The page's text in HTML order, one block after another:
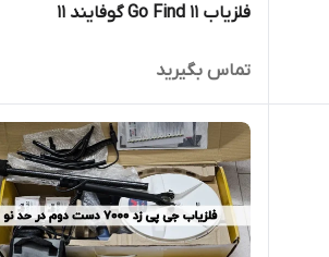
فلزیاب Go Find 11 گوفایند 11
تماس بگیرید